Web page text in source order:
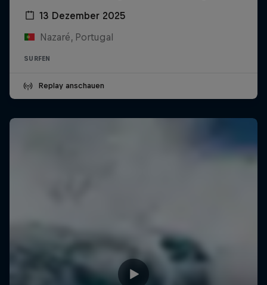
13 Dezember 2025
Nazaré, Portugal
SURFEN
Replay anschauen